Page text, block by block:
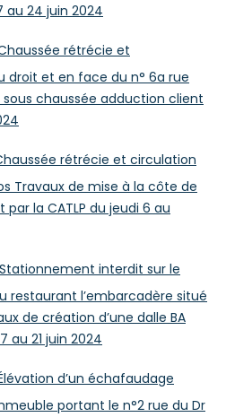
au 24 juin 2024
rétrécie et
et en face du n° 6a rue
chaussée adduction client
rétrécie et circulation
Travaux de mise à la côte de
la CATLP du jeudi 6 au
interdit sur le
restaurant l’embarcadère situé
de création d’une dalle BA
au 21 juin 2024
d’un échafaudage
portant le n°2 rue du Dr